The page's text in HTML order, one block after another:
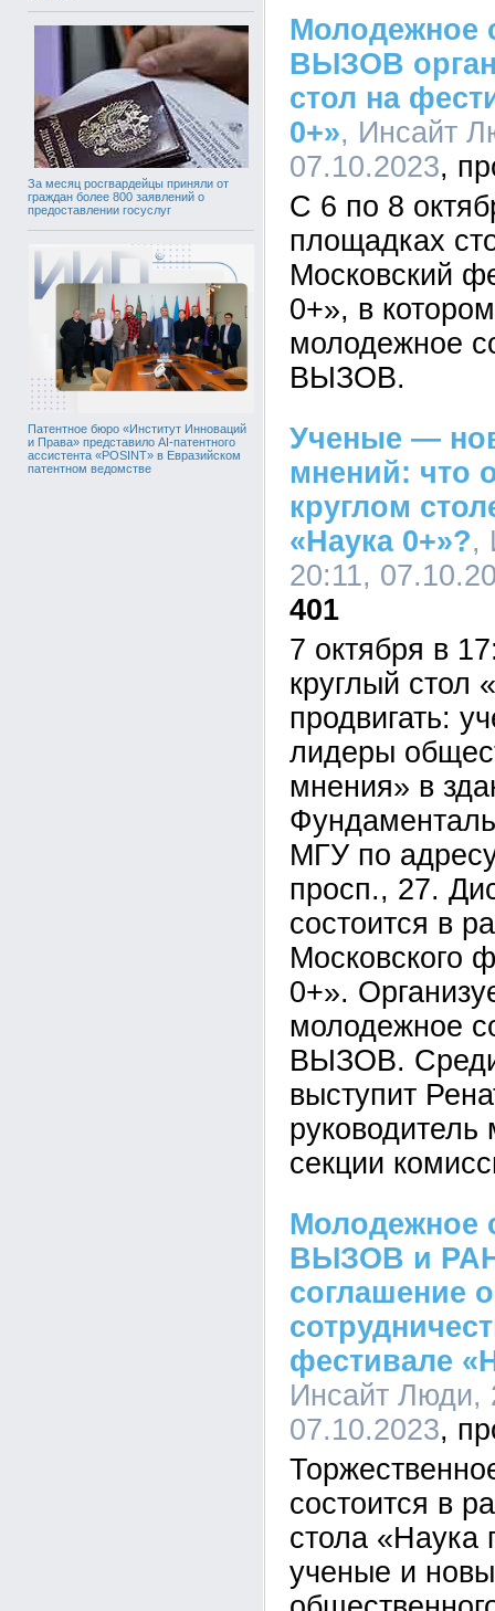
За месяц росгвардейцы приняли от
граждан более 800 заявлений о
предоставлении госуслуг
Патентное бюро «Институт Инноваций
и Права» представило AI-патентного
ассистента «POSINT» в Евразийском
патентном ведомстве
Молодежное
ВЫЗОВ
стол на
0+», Инсайт
07.10.2023
С 6 по 8
площадках
Московский
0+», в
молодежное
ВЫЗОВ.
Ученые —
мнений: что
круглом
«Наука 0+»?,
20:11,
401
7 октября в
круглый стол
продвигать:
лидеры
мнения» в
МГУ по
просп., 27.
состоится в
Московского
0+».
молодежное
ВЫЗОВ.
выступит
секции
Молодежное
ВЫЗОВ и
соглашение о
фестивале
Инсайт Люди,
07.10.2023
состоится в
стола «Наука
ученые и